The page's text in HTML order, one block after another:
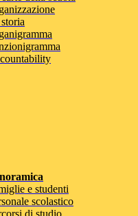
e studenti
scolastico